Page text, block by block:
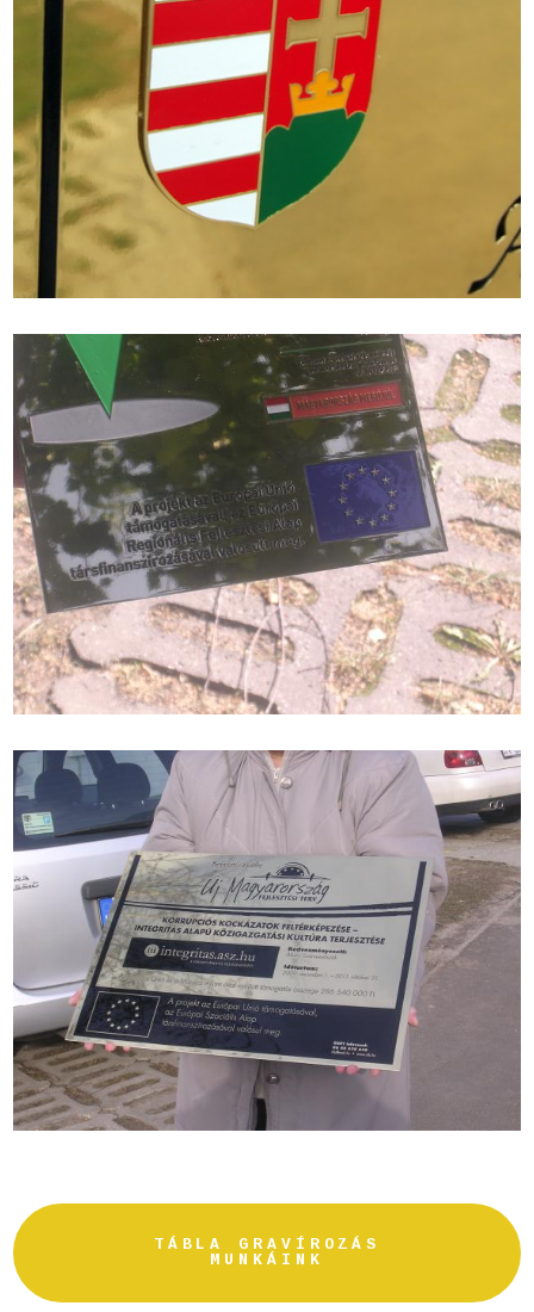
TÁBLA GRAVÍROZÁS
MUNKÁINK